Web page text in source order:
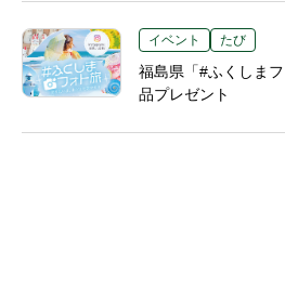
イベント たび
福島県「#ふくしま
品プレゼント